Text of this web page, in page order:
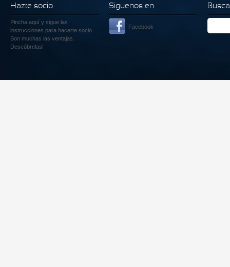
Hazte socio
Pincha aquí y sigue las
instrucciones para hacerte socio.
Son muchas las ventajas.
Descúbrelas!
Siguenos en
Facebook